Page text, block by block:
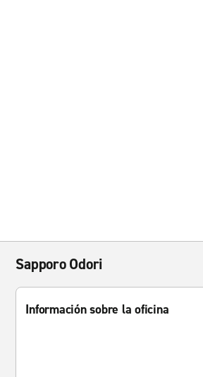
Sapporo Odori
Información sobre la oficina